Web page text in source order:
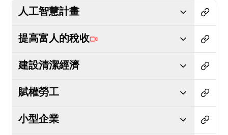
人工智慧計畫
提高富人的稅收
建設清潔經濟
賦權勞工
小型企業